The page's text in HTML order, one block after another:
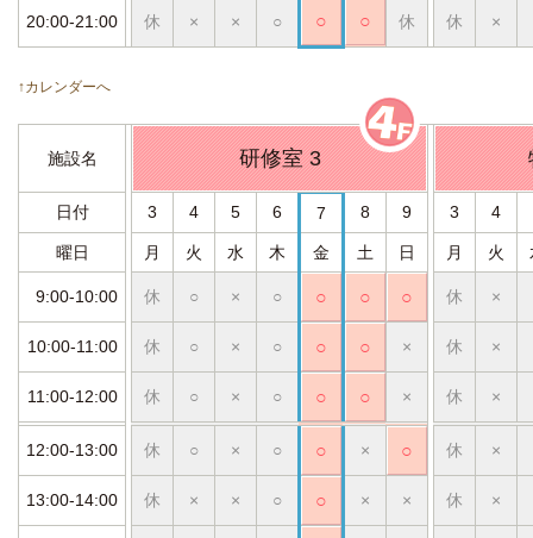
20:00-21:00 休 × × ○ ○ ○ 休 休 ×
↑カレンダーへ
施設名 研修室 3
日付 3 4 5 6 7 8 9 3 4
曜日 月 火 水 木 金 土 日 月 火
9:00-10:00 休 ○ × ○ ○ ○ ○ 休 ×
10:00-11:00 休 ○ × ○ ○ ○ × 休 ×
11:00-12:00 休 ○ × ○ ○ ○ × 休 ×
12:00-13:00 休 ○ × ○ ○ × ○ 休 ×
13:00-14:00 休 × × ○ ○ × × 休 ×